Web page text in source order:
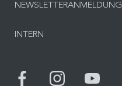
NEWSLETTERANMELDUNG
INTERN